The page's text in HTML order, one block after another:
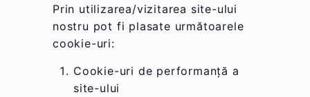
Prin utilizarea/vizitarea site-ului
nostru pot fi plasate următoarele
cookie-uri:
Cookie-uri de performanţă a
site-ului